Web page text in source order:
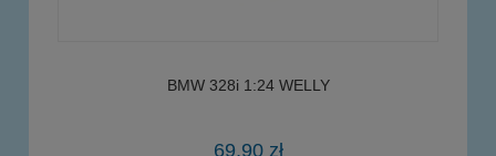
BMW 328i 1:24 WELLY
69,90 zł